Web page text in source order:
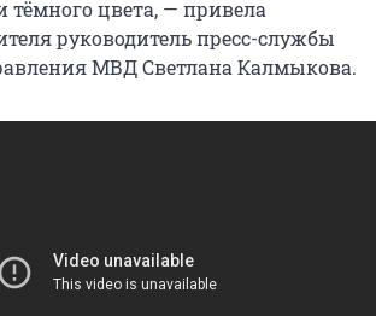
цвета, — привела
руководитель пресс-службы
МВД Светлана Калмыкова.